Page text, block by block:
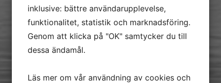
inklusive: bättre användarupplevelse,
funktionalitet, statistik och marknadsföring.
Genom att klicka på "OK" samtycker du till
dessa ändamål.
Läs mer om vår användning av cookies och